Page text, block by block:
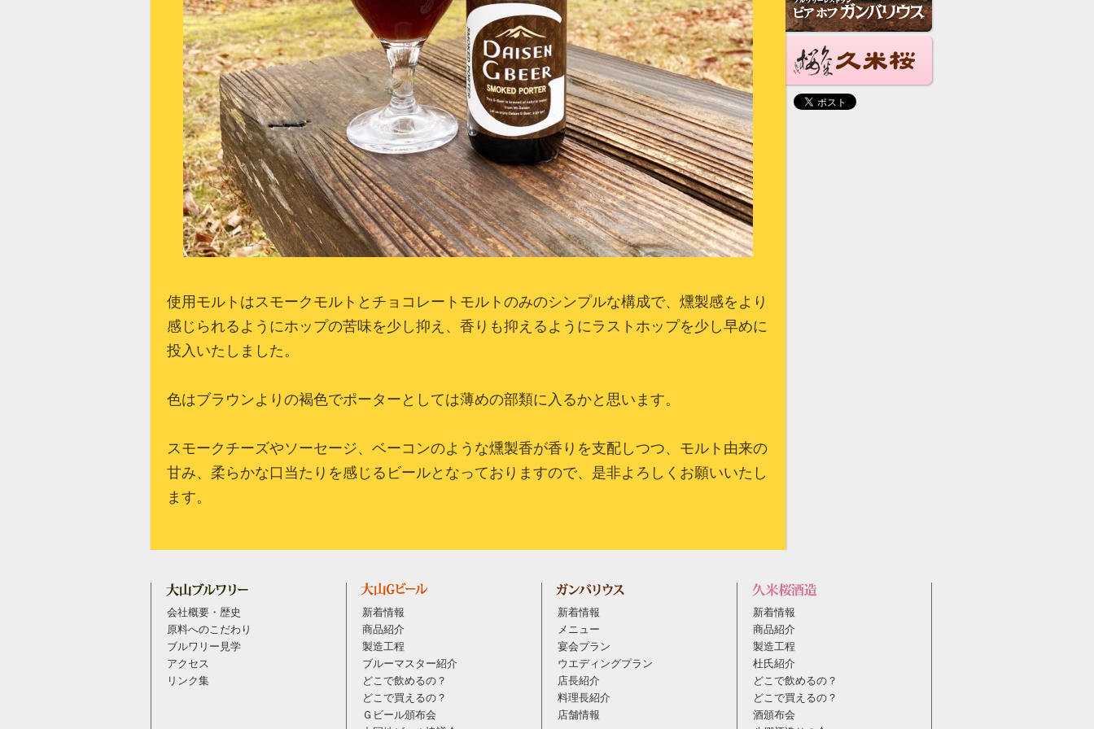
使用モルトはスモークモルトとチョコレートモルトのみのシンプルな構成で、燻製感をより
感じられるようにホップの苦味を少し抑え、香りも抑えるようにラストホップを少し早めに
投入いたしました。
色はブラウンよりの褐色でポーターとしては薄めの部類に入るかと思います。
スモークチーズやソーセージ、ベーコンのような燻製香が香りを支配しつつ、モルト由来の
甘み、柔らかな口当たりを感じるビールと なっておりますので、是非よろしくお願いいたし
ます。
会社概要・歴史
原料へのこだわり
ブルワリー見学
アクセス
リンク集
新着情報
商品紹介
製造工程
ブルーマスター紹介
どこで飲めるの？
どこで買えるの？
Ｇビール頒布会
新着情報
メニュー
宴会プラン
ウエディングプラン
店長紹介
料理長紹介
店舗情報
新着情報
商品紹介
製造工程
杜氏紹介
どこで飲めるの？
どこで買えるの？
酒頒布会